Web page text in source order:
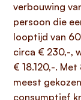
verbouwing
persoon die
looptijd van
circa € 230,-,
€ 18.120,-.
meest
consumptief